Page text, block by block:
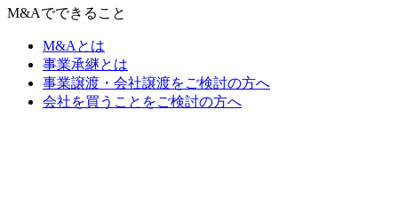
M&Aでできること
M&Aとは
事業承継とは
事業譲渡・会社譲渡をご検討の方へ
会社を買うことをご検討の方へ